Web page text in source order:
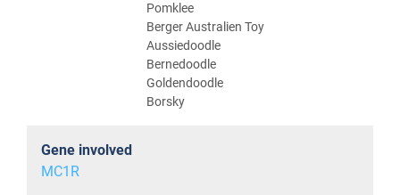
Pomklee
Berger Australien Toy
Aussiedoodle
Bernedoodle
Goldendoodle
Borsky
Gene involved
MC1R